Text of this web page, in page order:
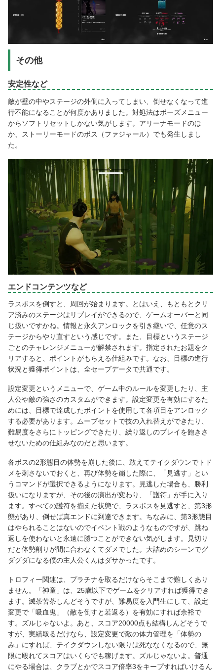
その他
安定性など
敵が壁の中やステージの外側に入ってしまい、倒せなくなって進
行不能になることが何度かありました。対処法はポーズメニュー
からソフトリセットしかない気がします。アリーナモードのほ
か、ストーリーモードのボス（ファジャール）でも発生しまし
た。
エンドコンテンツなど
ラスボスを倒すと、周回が始まります。とはいえ、もともとクリ
ア済みのステージはリプレイができるので、ゲームオーバーと同
じ扱いですかね。情報と永久アンロックを引き継いで、任意のス
テージからやり直すという感じです。また、目標というステージ
ごとのチャレンジメニューが解禁されます。指定されたお題をク
リアすると、ポイントがもらえる仕組みです。なお、目標の進行
状況と獲得ポイントは、全セーブデータで共通です。
設定変更というメニューで、ゲーム中のルールを変更したり、主
人公や敵の強さのカスタムができます。設定変更を有効にするた
めには、目標で達成したポイントを使用して各項目をアンロック
する必要があります。ムーブセットで技の入れ替えができたり、
難易度をさらにトッピングできたり、繰り返しのプレイを飽きさ
せないための仕組みなのだと思います。
各ボスの2形態目の体勢を崩した後に、敢えてテイクダウンでトド
メを刺さないでおくと、再び体勢を崩した際に、「見逃す」とい
うコマンドが選択できるようになります。見逃した場合も、勝利
扱いになりますが、その後の演出が変わり、「護符」が手に入り
ます。すべての護符を揃えた状態で、ラスボスを見逃すと、第3形
態があり、倒せば真エンドに到達できます。ちなみに、第3形態目
はやられることはないのでイベント戦のようなものですが、跳ね
返しを使わないと永遠に勝つことができない気がします。見切り
だと体勢削りが間に合わなくてダメでした。大詰めのシーンでグ
ダグダになる僕の主人公くんはダサかったです。
トロフィー関連は、プラチナを取るだけならそこまで難しくあり
ません。「神童」は、25歳以下でゲームをクリアすれば獲得でき
ます。滅茶苦茶しんどそうですが、難易度を入門生にして、設定
変更で「吸血鬼」（敵を倒すと若返る）を有効にすれば余裕で
す。ズルじゃないよ。あと、スコア20000点も結構しんどそうで
すが、実績取るだけなら、設定変更で敵の体力管理を「体勢の
み」にすれば、テイクダウンしない限りは死ななくなるので、無
限に殴れてスコアはいくらでも稼げます。ズルじゃないよ。普通
にやる場合は、クラブとかでスコア倍率3をキープすればいけるん